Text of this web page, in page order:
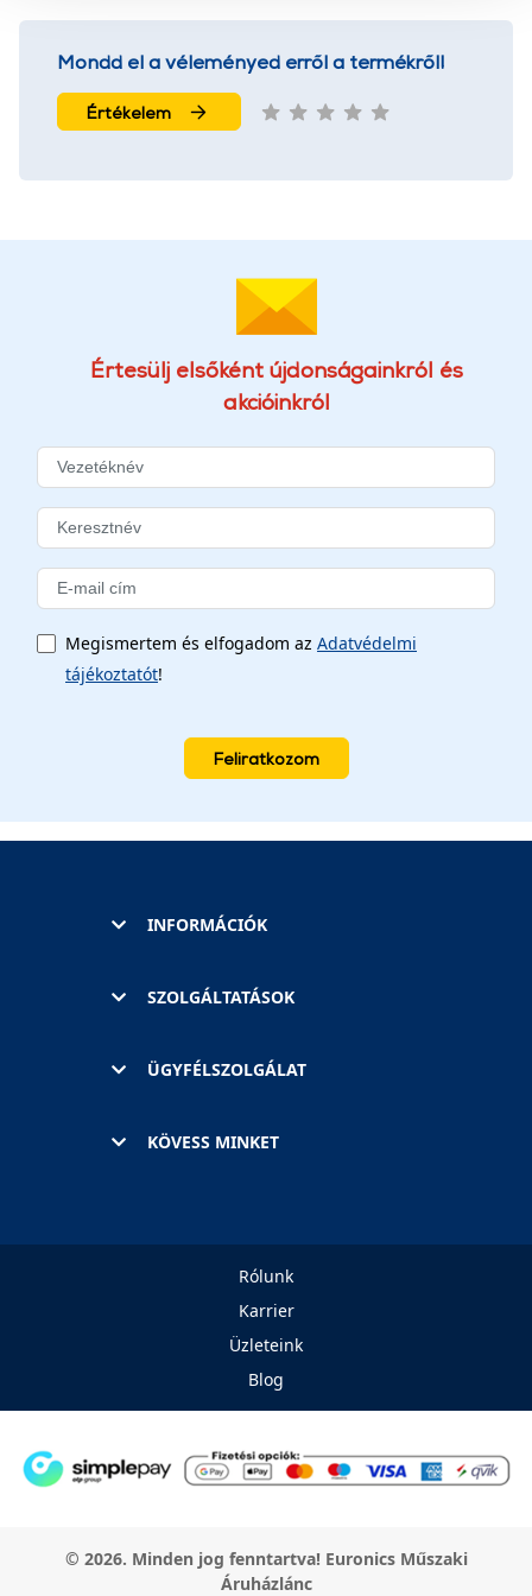
használatával Ön elfogadja a cookie-k használatát.
További információk:
ÁSZF és Adatvédelem
Mondd el a véleményed erről a termékről!
Értékelem
Értesülj elsőként újdonságainkról és
akcióinkról
Megismertem és elfogadom az Adatvédelmi
tájékoztatót!
Feliratkozom
INFORMÁCIÓK
SZOLGÁLTATÁSOK
ÜGYFÉLSZOLGÁLAT
KÖVESS MINKET
Rólunk
Karrier
Üzleteink
Blog
© 2026. Minden jog fenntartva! Euronics Műszaki
Áruházlánc